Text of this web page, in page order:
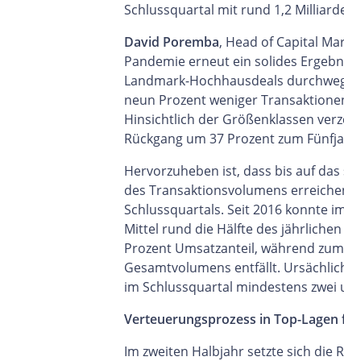
Schlussquartal mit rund 1,2
David Poremba, Head of Capital
Pandemie erneut ein solides
Landmark-Hochhausdeals
neun Prozent weniger
Hinsichtlich der Größenklassen
Rückgang um 37 Prozent zum
Hervorzuheben ist, dass bis auf
des Transaktionsvolumens
Schlussquartals. Seit 2016 konnte
Mittel rund die Hälfte des
Prozent Umsatzanteil, während
Gesamtvolumens entfällt.
im Schlussquartal mindestens
Verteuerungsprozess in Top-
Im zweiten Halbjahr setzte sich die